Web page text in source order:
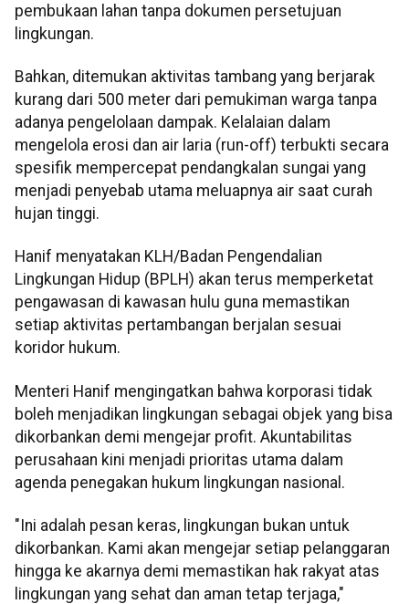
pembukaan lahan tanpa dokumen persetujuan
lingkungan.
Bahkan, ditemukan aktivitas tambang yang berjarak
kurang dari 500 meter dari pemukiman warga tanpa
adanya pengelolaan dampak. Kelalaian dalam
mengelola erosi dan air laria (run-off) terbukti secara
spesifik mempercepat pendangkalan sungai yang
menjadi penyebab utama meluapnya air saat curah
hujan tinggi.
Hanif menyatakan KLH/Badan Pengendalian
Lingkungan Hidup (BPLH) akan terus memperketat
pengawasan di kawasan hulu guna memastikan
setiap aktivitas pertambangan berjalan sesuai
koridor hukum.
Menteri Hanif mengingatkan bahwa korporasi tidak
boleh menjadikan lingkungan sebagai objek yang bisa
dikorbankan demi mengejar profit. Akuntabilitas
perusahaan kini menjadi prioritas utama dalam
agenda penegakan hukum lingkungan nasional.
"Ini adalah pesan keras, lingkungan bukan untuk
dikorbankan. Kami akan mengejar setiap pelanggaran
hingga ke akarnya demi memastikan hak rakyat atas
lingkungan yang sehat dan aman tetap terjaga,"